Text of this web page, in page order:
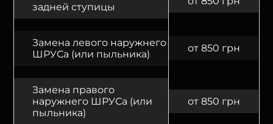
задней ступицы
Замена левого наружнего
ШРУСа (или пыльника)
от 850 грн
Замена правого
наружнего ШРУСа (или
пыльника)
от 850 грн